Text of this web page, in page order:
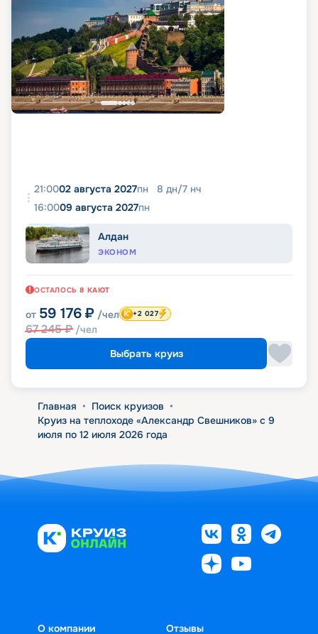
21:0002 августа 2027пн 8 дн/7 нч
16:0009 августа 2027пн
Алдан
ЭКОНОМ
ОСТАЛОСЬ 8 КАЮТ
от 59 176 ₽ /чел
67 245₽ /чел
+2 027
Выбрать круиз
Главная • Поиск круизов •
Круиз на теплоходе «Александр Свешников» с 9
июля по 12 июля 2026 года
О компании
Отзывы